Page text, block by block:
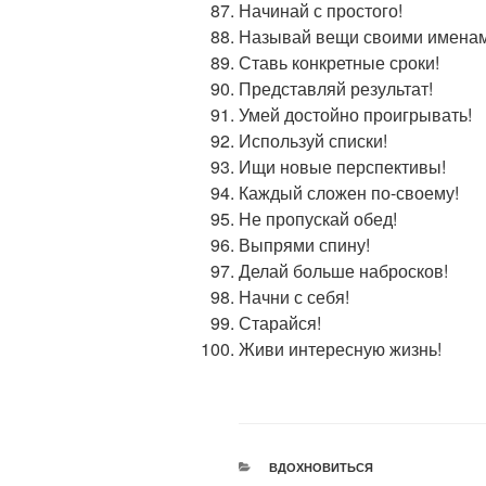
Начинай с простого!
Называй вещи своими
Ставь конкретные сроки!
Представляй результат!
Умей достойно проигрывать!
Используй списки!
Ищи новые перспективы!
Каждый сложен по-своему!
Не пропускай обед!
Выпрями спину!
Делай больше набросков!
Начни с себя!
Старайся!
Живи интересную жизнь!
РУБРИКИ
ВДОХНОВИТЬСЯ